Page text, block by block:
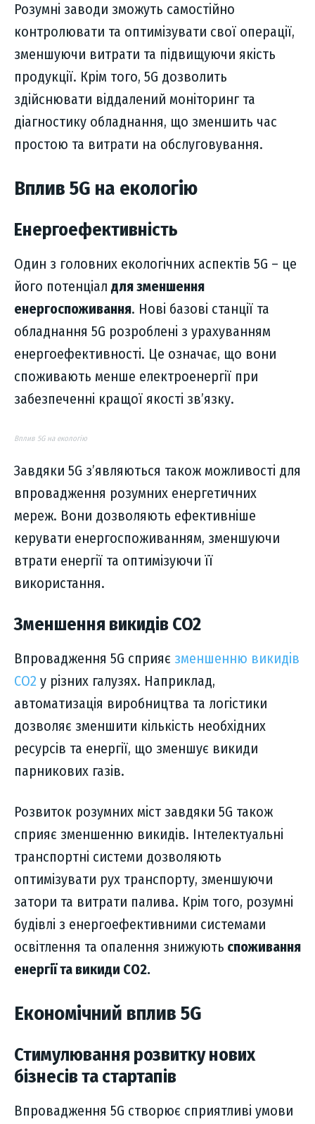
Розумні заводи зможуть самостійно
контролювати та оптимізувати свої операції,
зменшуючи витрати та підвищуючи якість
продукції. Крім того, 5G дозволить
здійснювати віддалений моніторинг та
діагностику обладнання, що зменшить час
простою та витрати на обслуговування.
Вплив 5G на екологію
Енергоефективність
Один з головних екологічних аспектів 5G – це
його потенціал для зменшення
енергоспоживання. Нові базові станції та
обладнання 5G розроблені з урахуванням
енергоефективності. Це означає, що вони
споживають менше електроенергії при
забезпеченні кращої якості зв’язку.
Вплив 5G на екологію
Завдяки 5G з’являються також можливості для
впровадження розумних енергетичних
мереж. Вони дозволяють ефективніше
керувати енергоспоживанням, зменшуючи
втрати енергії та оптимізуючи її
використання.
Зменшення викидів CO2
Впровадження 5G сприяє зменшенню викидів
CO2 у різних галузях. Наприклад,
автоматизація виробництва та логістики
дозволяє зменшити кількість необхідних
ресурсів та енергії, що зменшує викиди
парникових газів.
Розвиток розумних міст завдяки 5G також
сприяє зменшенню викидів. Інтелектуальні
транспортні системи дозволяють
оптимізувати рух транспорту, зменшуючи
затори та витрати палива. Крім того, розумні
будівлі з енергоефективними системами
освітлення та опалення знижують споживання
енергії та викиди CO2.
Економічний вплив 5G
Стимулювання розвитку нових
бізнесів та стартапів
Впровадження 5G створює сприятливі умови